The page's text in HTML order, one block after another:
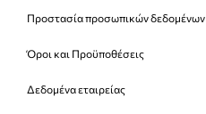
Προστασία προσωπικών δεδομένων
Όροι και Προϋποθέσεις
Δεδομένα εταιρείας